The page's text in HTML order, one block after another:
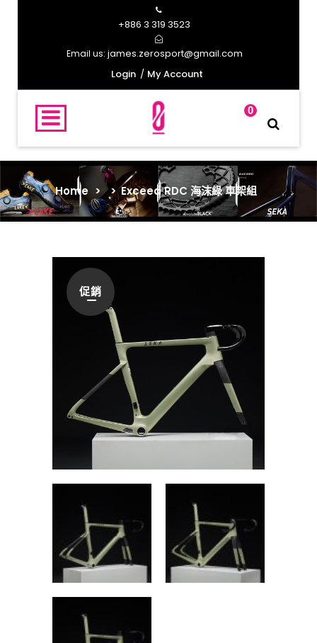
+886 3 319 3523
Email us: james.zerosport@gmail.com
Login
My Account
0
Home > >Exceed RDC 海沫綠 車架組
促銷